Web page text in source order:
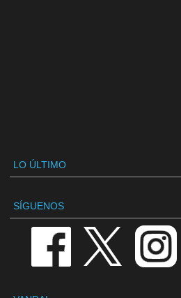
LO ÚLTIMO
SÍGUENOS